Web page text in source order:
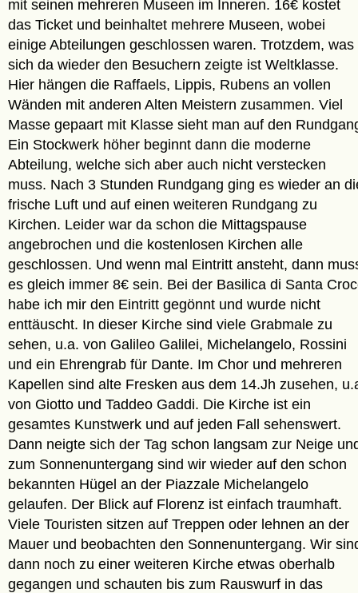
mit seinen mehreren Museen im Inneren. 16€ kostet
das Ticket und beinhaltet mehrere Museen, wobei
einige Abteilungen geschlossen waren. Trotzdem, was
sich da wieder den Besuchern zeigte ist Weltklasse.
Hier hängen die Raffaels, Lippis, Rubens an vollen
Wänden mit anderen Alten Meistern zusammen. Viel
Masse gepaart mit Klasse sieht man auf den
Ein Stockwerk höher beginnt dann die moderne
Abteilung, welche sich aber auch nicht verstecken
muss. Nach 3 Stunden Rundgang ging es wieder an
frische Luft und auf einen weiteren Rundgang zu
Kirchen. Leider war da schon die Mittagspause
angebrochen und die kostenlosen Kirchen alle
geschlossen. Und wenn mal Eintritt ansteht, dann
es gleich immer 8€ sein. Bei der Basilica di Santa
habe ich mir den Eintritt gegönnt und wurde nicht
enttäuscht. In dieser Kirche sind viele Grabmale zu
sehen, u.a. von Galileo Galilei, Michelangelo, Rossini
und ein Ehrengrab für Dante. Im Chor und mehreren
Kapellen sind alte Fresken aus dem 14.Jh zusehen,
von Giotto und Taddeo Gaddi. Die Kirche ist ein
gesamtes Kunstwerk und auf jeden Fall sehenswert.
Dann neigte sich der Tag schon langsam zur Neige
zum Sonnenuntergang sind wir wieder auf den schon
bekannten Hügel an der Piazzale Michelangelo
gelaufen. Der Blick auf Florenz ist einfach traumhaft.
Viele Touristen sitzen auf Treppen oder lehnen an der
Mauer und beobachten den Sonnenuntergang. Wir
dann noch zu einer weiteren Kirche etwas oberhalb
gegangen und schauten bis zum Rauswurf in das